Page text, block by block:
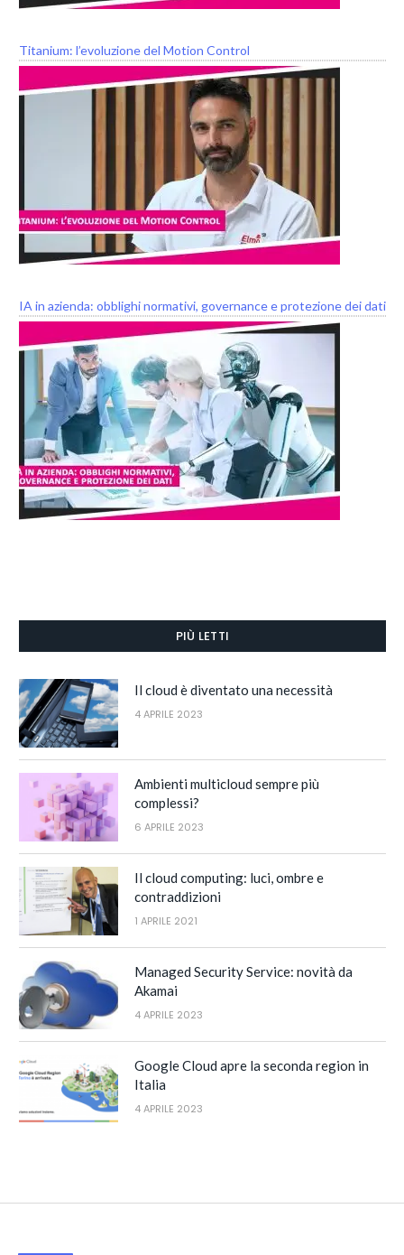
Titanium: l’evoluzione del Motion Control
IA in azienda: obblighi normativi, governance e protezione dei dati
PIÙ LETTI
Il cloud è diventato una necessità
4 APRILE 2023
Ambienti multicloud sempre più
complessi?
6 APRILE 2023
Il cloud computing: luci, ombre e
contraddizioni
1 APRILE 2021
Managed Security Service: novità da
Akamai
4 APRILE 2023
Google Cloud apre la seconda region in
Italia
4 APRILE 2023